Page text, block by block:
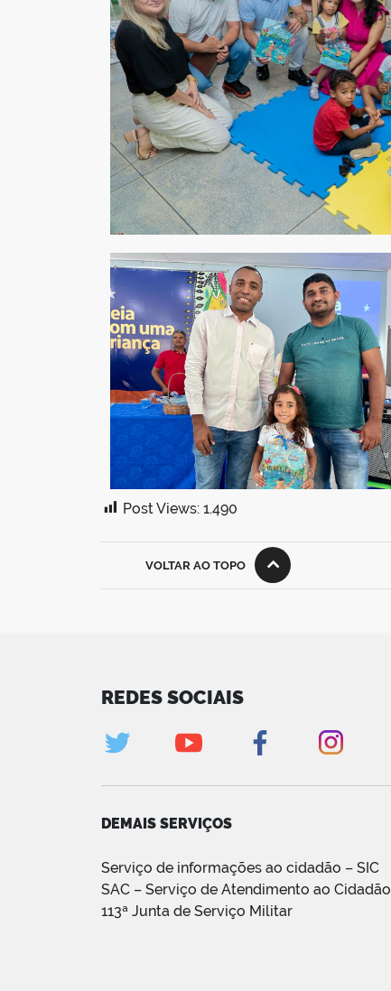
Post Views: 1.490
VOLTAR AO TOPO
REDES SOCIAIS
DEMAIS SERVIÇOS
Serviço de informações ao cidadão – SIC
SAC – Serviço de Atendimento ao Cidadão
113ª Junta de Serviço Militar